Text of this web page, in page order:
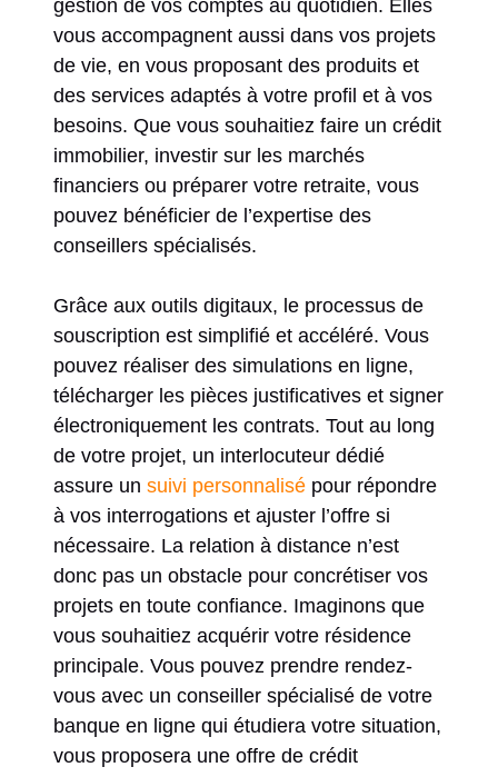
gestion de vos comptes au quotidien. Elles
vous accompagnent aussi dans vos projets
de vie, en vous proposant des produits et
des services adaptés à votre profil et à vos
besoins. Que vous souhaitiez faire un crédit
immobilier, investir sur les marchés
financiers ou préparer votre retraite, vous
pouvez bénéficier de l’expertise des
conseillers spécialisés.
Grâce aux outils digitaux, le processus de
souscription est simplifié et accéléré. Vous
pouvez réaliser des simulations en ligne,
télécharger les pièces justificatives et signer
électroniquement les contrats. Tout au long
de votre projet, un interlocuteur dédié
assure un suivi personnalisé pour répondre
à vos interrogations et ajuster l’offre si
nécessaire. La relation à distance n’est
donc pas un obstacle pour concrétiser vos
projets en toute confiance. Imaginons que
vous souhaitiez acquérir votre résidence
principale. Vous pouvez prendre rendez-
vous avec un conseiller spécialisé de votre
banque en ligne qui étudiera votre situation,
vous proposera une offre de crédit